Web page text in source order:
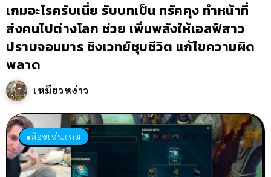
เกมอะไรครับเนี่ย รับบทเป็น ทรัคคุง ทำหน้าที่
ส่งคนไปต่างโลก ช่วย เพิ่มพลังให้เอลฟ์สาว
ปราบจอมมาร ชิงเวทย์ชุบชีวิต แก้ไขความผิด
พลาด
เหมียวหง่าว
ห้องเล่นเกม